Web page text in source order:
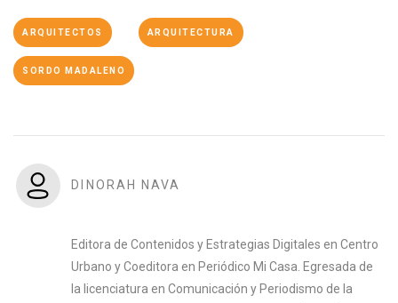
ARQUITECTOS ARQUITECTURA
SORDO MADALENO
DINORAH NAVA
Editora de Contenidos y Estrategias Digitales en Centro
Urbano y Coeditora en Periódico Mi Casa. Egresada de
la licenciatura en Comunicación y Periodismo de la